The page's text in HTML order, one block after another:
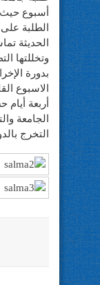
الطلبة
الحديثة
وتخللتها
بدورة
أربعة
الجامعة
التخرج